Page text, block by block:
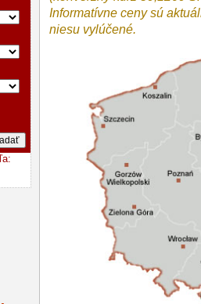
Informatívne ceny sú
niesu vylúčené.